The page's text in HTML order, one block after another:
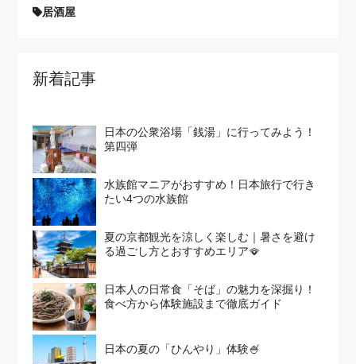
居酒屋
新着記事
日本の公衆浴場「銭湯」に行ってみよう！
第四弾
水族館マニアがおすすめ！日本旅行で行き
たい4つの水族館
夏の京都観光を涼しく楽しむ｜暑さを避け
る過ごし方とおすすめエリア🪭
日本人の日常食「そば」の魅力を深掘り！
食べ方から体験施設まで徹底ガイド
日本の夏の「ひんやり」体験🍧